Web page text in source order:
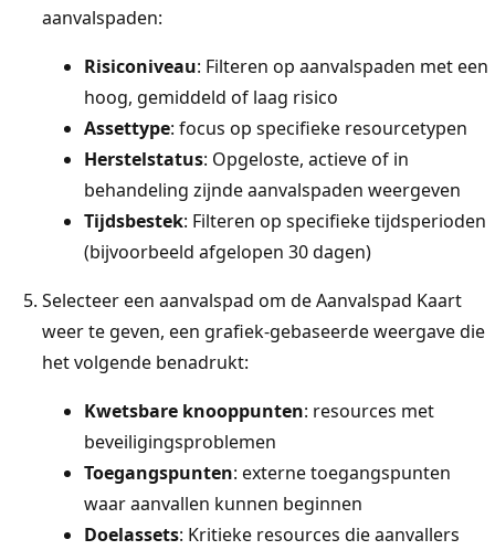
aanvalspaden:
Risiconiveau: Filteren op aanvalspaden met een
hoog, gemiddeld of laag risico
Assettype: focus op specifieke resourcetypen
Herstelstatus: Opgeloste, actieve of in
behandeling zijnde aanvalspaden weergeven
Tijdsbestek: Filteren op specifieke tijdsperioden
(bijvoorbeeld afgelopen 30 dagen)
Selecteer een aanvalspad om de Aanvalspad Kaart
weer te geven, een grafiek-gebaseerde weergave die
het volgende benadrukt:
Kwetsbare knooppunten: resources met
beveiligingsproblemen
Toegangspunten: externe toegangspunten
waar aanvallen kunnen beginnen
Doelassets: Kritieke resources die aanvallers